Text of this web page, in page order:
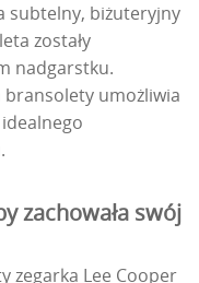
subtelny, biżuteryjny
zostały
nadgarstku.
umożliwia
zachowała swój
zegarka Lee Cooper